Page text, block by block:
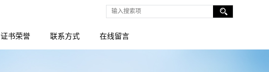
证书荣誉 联系方式 在线留言